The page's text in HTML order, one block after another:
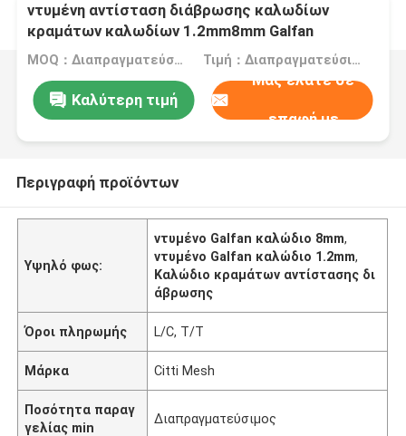
ντυμένη αντίσταση διάβρωσης καλωδίων
κραμάτων καλωδίων 1.2mm8mm Galfan
MOQ：Διαπραγματεύσιμος Τιμή：Διαπραγματεύσιμα
Καλύτερη τιμή
Μας ελάτε σε
επαφή με
Περιγραφή προϊόντων
Υψηλό φως:
ντυμένο Galfan καλώδιο 8mm,
ντυμένο Galfan καλώδιο 1.2mm,
Καλώδιο κραμάτων αντίστασης δι
άβρωσης
Όροι πληρωμής L/C, T/T
Μάρκα Citti Mesh
Ποσότητα παραγ
γελίας min
Διαπραγματεύσιμος